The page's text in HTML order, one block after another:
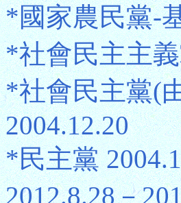
*國家農民黨-
*社會民主主義
*社會民主黨(
2004.12.20
*民主黨
2012.8.28－